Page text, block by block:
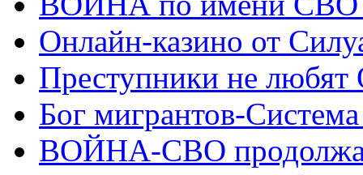
Онлайн-казино от
Преступники не
Бог мигрантов-
ВОЙНА-СВО